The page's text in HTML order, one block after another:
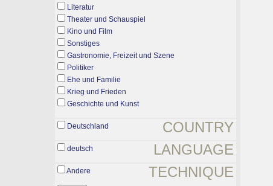
Literatur
Theater und Schauspiel
Kino und Film
Sonstiges
Gastronomie, Freizeit und Szene
Politiker
Ehe und Familie
Krieg und Frieden
Geschichte und Kunst
COUNTRY
Deutschland
LANGUAGE
deutsch
TECHNIQUE
Andere